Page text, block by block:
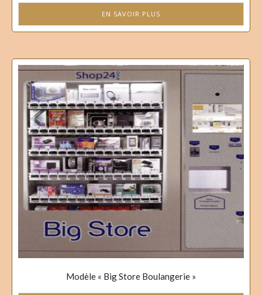
EN SAVOIR PLUS
Modèle « Big Store Boulangerie »